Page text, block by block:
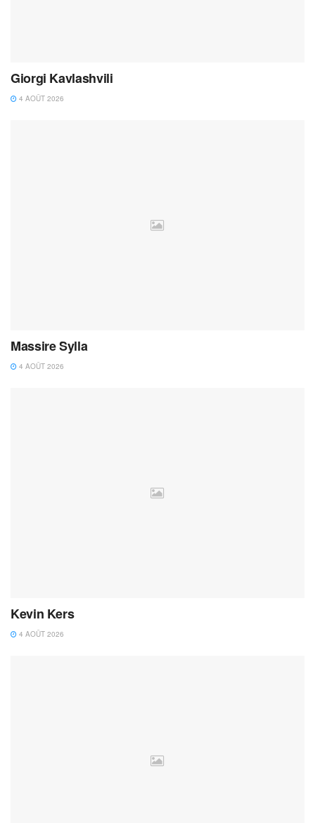
Giorgi Kavlashvili
4 AOÛT 2026
Massire Sylla
4 AOÛT 2026
Kevin Kers
4 AOÛT 2026